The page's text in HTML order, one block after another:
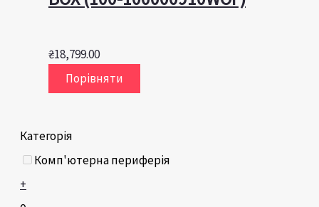
Категорія
Комп'ютерна периферія
+
₴18,799.00
Порівняти